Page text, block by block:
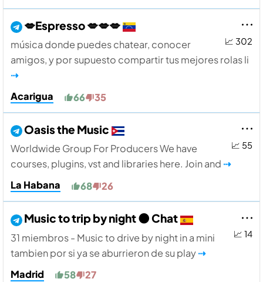
📈 302
💋Espresso 💋💋💋
música donde puedes chatear, conocer
amigos, y por supuesto compartir tus mejores rolas li
⇢
Acarigua
66 35
📈 55
Oasis the Music
Worldwide Group For Producers We have
courses, plugins, vst and libraries here. Join and ⇢
La Habana
68 26
📈 14
Music to trip by night 🌑 Chat
31 miembros - Music to drive by night in a mini
tambien por si ya se aburrieron de su play⇢
Madrid
58 27